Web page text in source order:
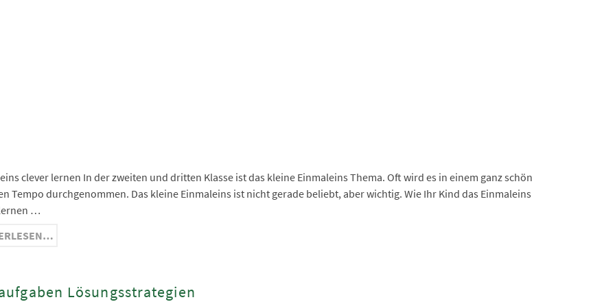
clever lernen In der zweiten und dritten Klasse ist das kleine Einmaleins Thema. Oft wird es in einem ganz schön
Tempo durchgenommen. Das kleine Einmaleins ist nicht gerade beliebt, aber wichtig. Wie Ihr Kind das Einmaleins
…
Lösungsstrategien